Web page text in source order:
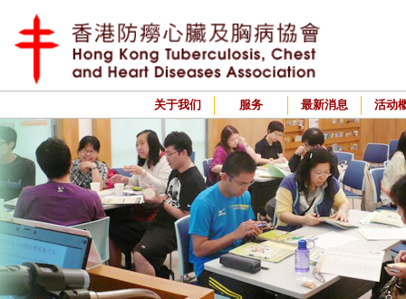
关于我们 服务 最新消息 活动